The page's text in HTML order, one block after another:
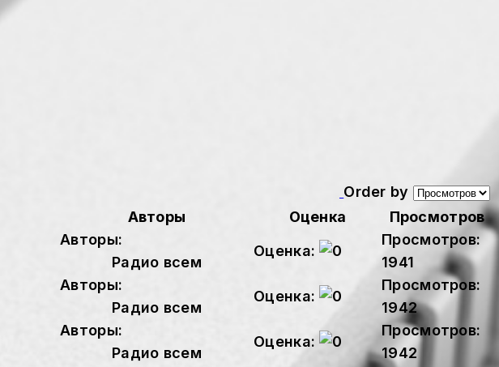
Order by
Авторы Оценка
Просмотров
Авторы:
Радио всем
Оценка:
Просмотров:
1941
Авторы:
Радио всем
Оценка:
Просмотров:
1942
Авторы:
Радио всем
Оценка:
Просмотров:
1942